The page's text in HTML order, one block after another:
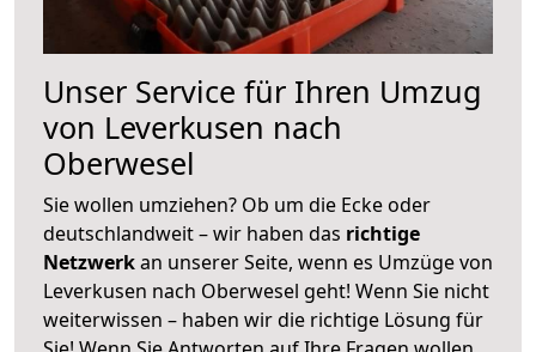
Unser Service für Ihren Umzug
von Leverkusen nach
Oberwesel
Sie wollen umziehen? Ob um die Ecke oder
deutschlandweit – wir haben das richtige
Netzwerkan unserer Seite, wenn es Umzüge von
Leverkusen nach Oberwesel geht! Wenn Sie nicht
weiterwissen – haben wir die richtige Lösung für